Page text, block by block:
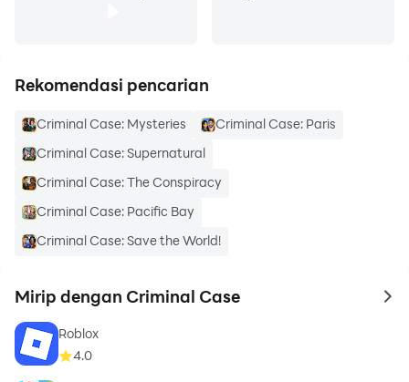
Rekomendasi pencarian
Criminal Case: Mysteries
Criminal Case: Paris
Criminal Case: Supernatural
Criminal Case: The Conspiracy
Criminal Case: Pacific Bay
Criminal Case: Save the World!
Mirip dengan Criminal Case to
Roblox
4.0